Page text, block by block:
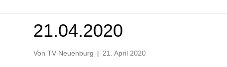
21.04.2020
VonTV Neuenburg | 21. April 2020